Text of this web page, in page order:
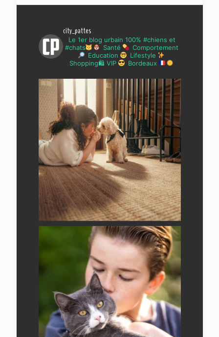
city_pattes
Le 1er blog urbain 100% #chiens et
#chats
Santé
Comportement
Education
Lifestyle
Shopping🛍 VIP
Bordeaux